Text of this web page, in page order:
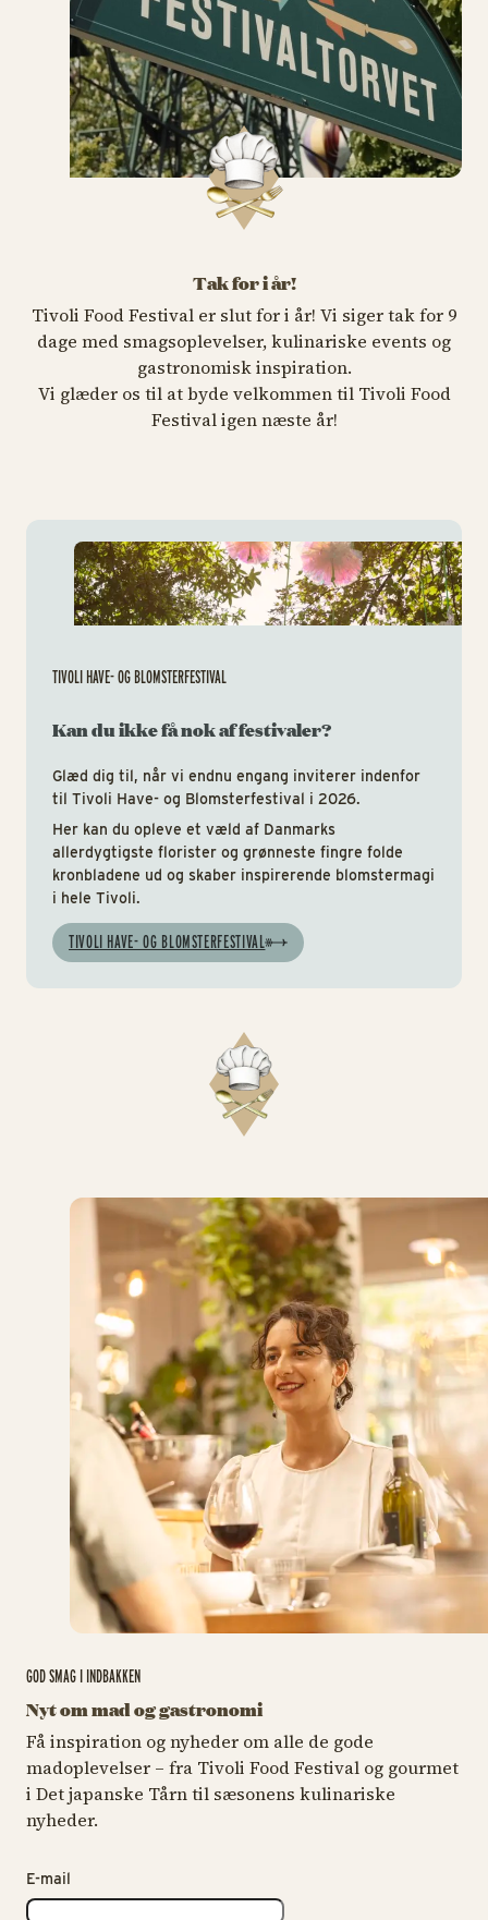
Tak for i år!
Tivoli Food Festival er slut for i år! Vi siger tak for 9
dage med smagsoplevelser, kulinariske events og
gastronomisk inspiration.
Vi glæder os til at byde velkommen til Tivoli Food
Festival igen næste år!
TIVOLI HAVE- OG BLOMSTERFESTIVAL
Kan du ikke få nok af festivaler?
Glæd dig til, når vi endnu engang inviterer indenfor
til Tivoli Have- og Blomsterfestival i 2026.
Her kan du opleve et væld af Danmarks
allerdygtigste florister og grønneste fingre folde
kronbladene ud og skaber inspirerende blomstermagi
i hele Tivoli.
TIVOLI HAVE- OG BLOMSTERFESTIVAL
GOD SMAG I INDBAKKEN
Nyt om mad og gastronomi
Få inspiration og nyheder om alle de gode
madoplevelser – fra Tivoli Food Festival og gourmet
i Det japanske Tårn til sæsonens kulinariske
nyheder.
E-mail